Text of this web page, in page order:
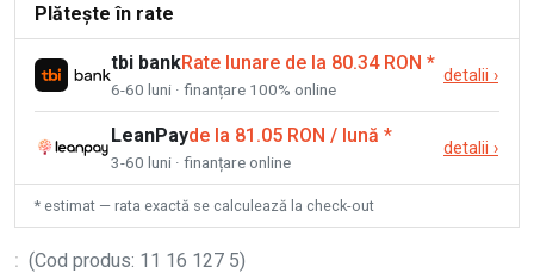
Plătește în rate
tbi bankRate lunare de la 80.34 RON *
6-60 luni · finanțare 100% online
detalii ›
LeanPayde la 81.05 RON / lună *
3-60 luni · finanțare online
detalii ›
* estimat — rata exactă se calculează la check-out
: (Cod produs: 11 16 127 5)